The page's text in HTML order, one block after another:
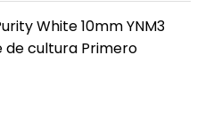
White 10mm YNM3
de cultura Primero